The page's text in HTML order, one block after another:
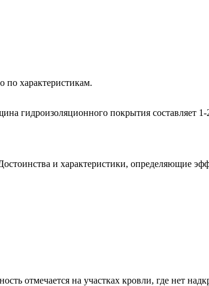
по характеристикам.
гидроизоляционного покрытия составляет
и характеристики, определяющие
отмечается на участках кровли, где нет